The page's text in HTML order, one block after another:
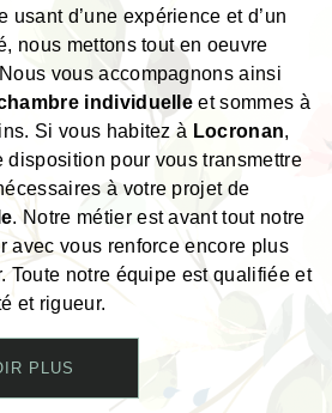
usant d’une expérience et d’un
nous mettons tout en oeuvre
vous accompagnons ainsi
individuelle et sommes à
Si vous habitez à Locronan,
disposition pour vous transmettre
à votre projet de
. Notre métier est avant tout notre
avec vous renforce encore plus
Toute notre équipe est qualifiée et
et rigueur.
PLUS